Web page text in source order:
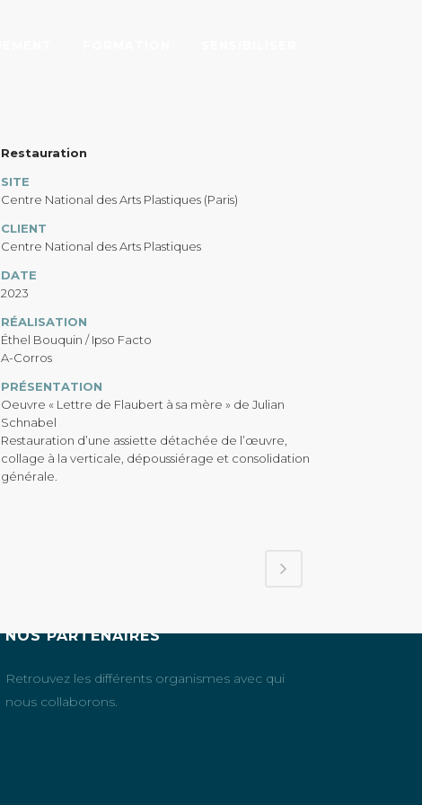
Restauration
SITE
Centre National des Arts Plastiques (Paris)
CLIENT
Centre National des Arts Plastiques
DATE
2023
RÉALISATION
Éthel Bouquin / Ipso Facto
A-Corros
PRÉSENTATION
Oeuvre « Lettre de Flaubert à sa mère » de Julian
Schnabel
Restauration d’une assiette détachée de l’œuvre,
collage à la verticale, dépoussiérage et consolidation
générale.
NOS PARTENAIRES
Retrouvez les différents organismes avec qui
nous collaborons.